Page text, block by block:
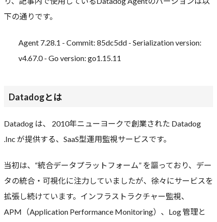
下の通りです。
Agent 7.28.1 - Commit: 85dc5dd - Serialization version:
v4.67.0 - Go version: go1.15.11
Datadogとは
Datadog は、 2010年ニューヨークで創業された Datadog
.Inc が提供する、SaaS型運用監視サービスです。
当初は、“統合データプラットフォーム” を謳っており、デー
タの統合・可視化に注力していましたが、徐々にサービスを
拡張し続けています。インフラストラクチャー監視、
APM（Application Performance Monitoring）、Log 管理と